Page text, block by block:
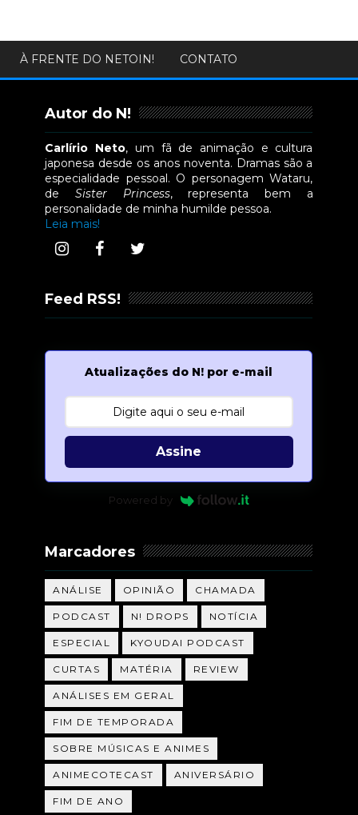
À FRENTE DO NETOIN! CONTATO
Autor do N!
Carlírio Neto, um fã de animação e cultura
japonesa desde os anos noventa. Dramas são a
especialidade pessoal. O personagem Wataru,
deSister Princess, representa bem a
personalidade de minha humilde pessoa.
Leia mais!
Feed RSS!
Atualizações do N! por e-mail
Assine
Powered by
Marcadores
ANÁLISE OPINIÃO CHAMADA
PODCAST N! DROPS NOTÍCIA
ESPECIAL KYOUDAI PODCAST
CURTAS MATÉRIA REVIEW
ANÁLISES EM GERAL
FIM DE TEMPORADA
SOBRE MÚSICAS E ANIMES
ANIMECOTECAST ANIVERSÁRIO
FIM DE ANO